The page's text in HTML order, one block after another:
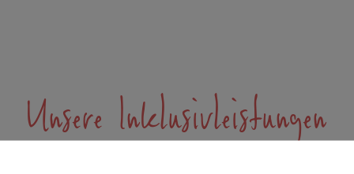
Unsere Inklusivleistungen